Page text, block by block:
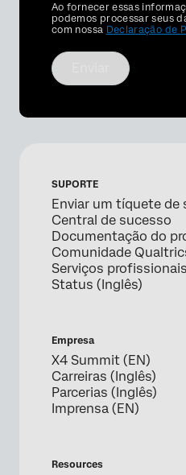
Privacy
Optin
Ao fornecer essas
podemos processar seus
com nossa Declaração de
SUPORTE
Enviar um tíquete de
Central de sucesso
Documentação do
Comunidade
Serviços profissionais
Status (Inglês)
Empresa
X4 Summit (EN)
Carreiras (Inglês)
Parcerias (Inglês)
Imprensa (EN)
Resources